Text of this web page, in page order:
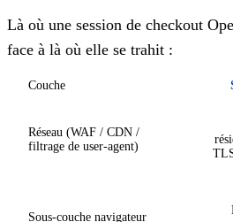
Là où une session de checkout
face à là où elle se trahit :
Couche
Réseau (WAF / CDN /
filtrage de user-agent)
Sous-couche navigateur